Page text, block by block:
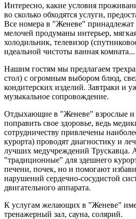
Интересно, какие условия
во сколько обходятся услуги,
Все номера в "Женеве"
мелочей продуманы интерьер,
холодильник, телевизор
идеальной чистоты ванная комната...
Нашим гостям мы предлагаем
стол) с огромным выбором блюд,
кондитерских изделий. Завтраки и
музыкальное сопровождение.
Отдыхающие в "Женеве" взрослые и
поправить свое здоровье, ведь
сотрудничеству привлечены
курорта) проводят диагностику и
лучших медучреждений Трускавца.
"традиционные" для здешнего
печени, почек, но и помогают
нарушений сердечно-сосудистой
двигательного аппарата.
К услугам желающих в "Женеве"
тренажерный зал, сауна, солярий.